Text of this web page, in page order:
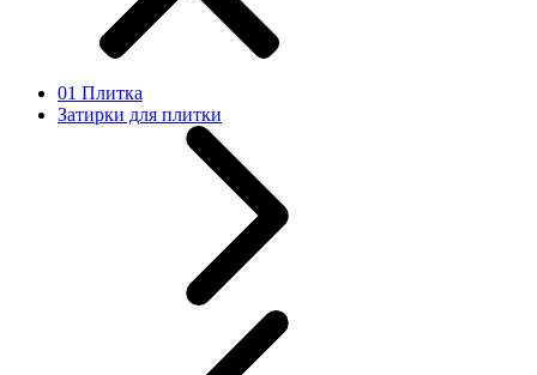
01 Плитка
Затирки для плитки